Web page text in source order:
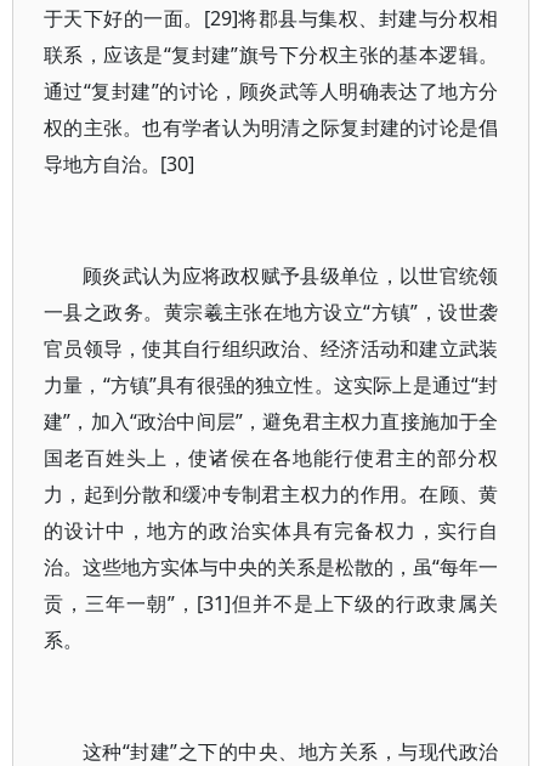
于天下好的一面。[29]将郡县与集权、封建与分权相
联系，应该是“复封建”旗号下分权主张的基本逻辑。
通过“复封建”的讨论，顾炎武等人明确表达了地方分
权的主张。也有学者认为明清之际复封建的讨论是倡
导地方自治。[30]
顾炎武认为应将政权赋予县级单位，以世官统领
一县之政务。黄宗羲主张在地方设立“方镇”，设世袭
官员领导，使其自行组织政治、经济活动和建立武装
力量，“方镇”具有很强的独立性。这实际上是通过“封
建”，加入“政治中间层”，避免君主权力直接施加于全
国老百姓头上，使诸侯在各地能行使君主的部分权
力，起到分散和缓冲专制君主权力的作用。在顾、黄
的设计中，地方的政治实体具有完备权力，实行自
治。这些地方实体与中央的关系是松散的，虽“每年一
贡，三年一朝”，[31]但并不是上下级的行政隶属关
系。
这种“封建”之下的中央、地方关系，与现代政治